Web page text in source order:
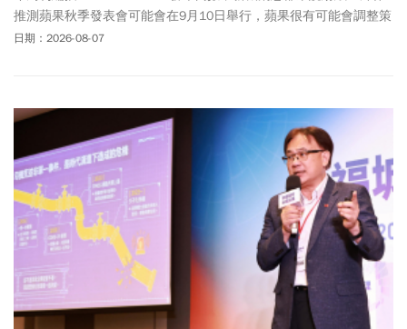
推測蘋果秋季發表會可能會在9月10日舉行，蘋果很有可能會調整策
略，先行推出iPhone 18 Pro及首款iPhone摺疊機，將重點放在高階
美元(約新台幣6萬4578元)，甚至可能刷新蘋果的紀錄。外媒報導，
獨立科技記者高燦鳴(Tim Culpan)指出，由於DRAM供貨缺口巨大，
已產出晶片無法完成整合封裝，台積電手握價值大約10億美元的蘋
果處理器，只能靜靜躺在台積電廠房裡面，等待DRAM到貨，才能進
行封裝並到下一個生產環節。
日期：2026-08-07